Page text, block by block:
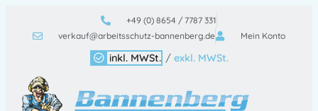
+49 (0) 8654 / 7787 331
verkauf@arbeitsschutz-bannenberg.de
Mein Konto
inkl. MWSt. / exkl. MWSt.